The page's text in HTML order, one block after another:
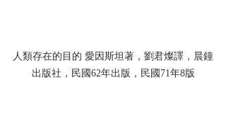
人類存在的目的 愛因斯坦著，劉君燦譯，晨鐘
出版社，民國62年出版，民國71年8版